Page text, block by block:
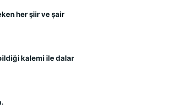
her şiir ve şair
kalemi ile dalar